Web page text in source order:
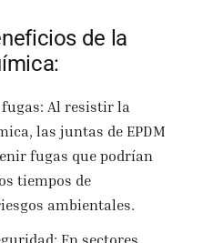
de la
fugas: Al resistir la
las juntas de EPDM
fugas que podrían
tiempos de
ambientales.